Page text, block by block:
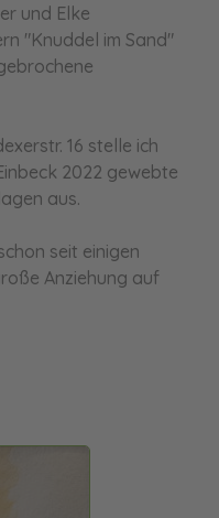
und Elke
"Knuddel im Sand"
16 stelle ich
2022 gewebte
aus.
seit einigen
Anziehung auf